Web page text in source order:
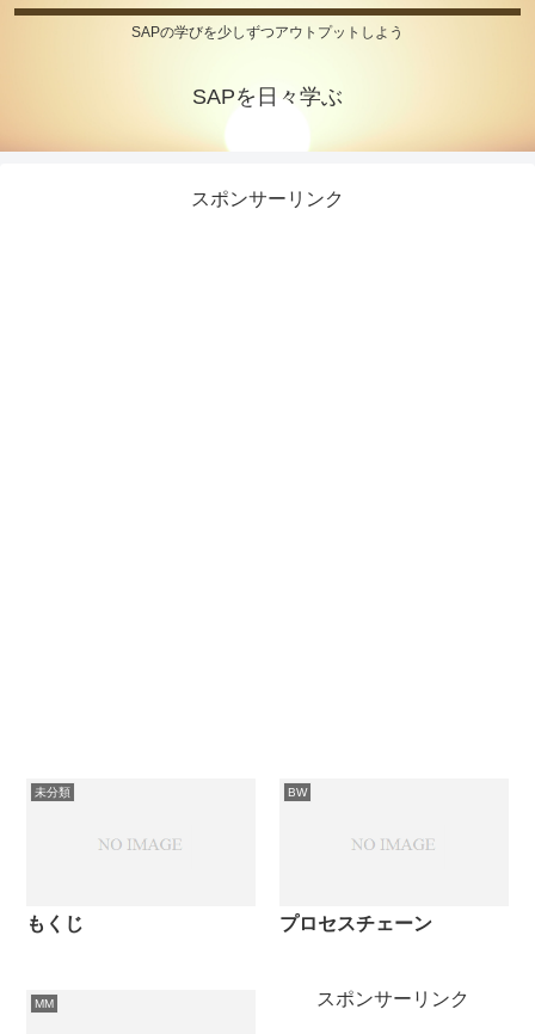
SAPの学びを少しずつアウトプットしよう
SAPを日々学ぶ
スポンサーリンク
未分類
もくじ
BW
プロセスチェーン
MM スポンサーリンク